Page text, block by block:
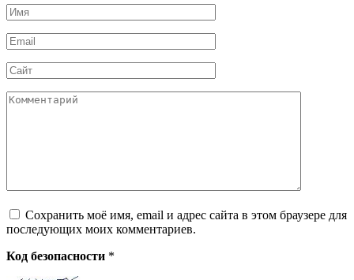
Имя
*
Email
*
Сайт
Комментарий
Сохранить моё имя, email и адрес сайта в этом браузере для
последующих моих комментариев.
Код безопасности *